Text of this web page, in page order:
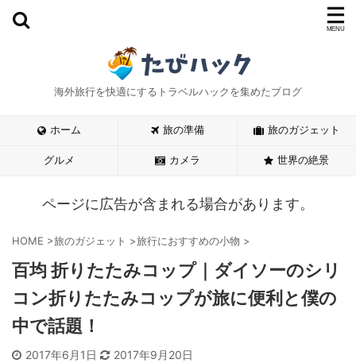
海外旅行を快適にするトラベルハックを集めたブログ
ホーム 旅の準備 旅のガジェット
グルメ カメラ 世界の絶景
ページに広告が含まれる場合があります。
HOME >旅のガジェット >旅行におすすめの小物 >
百均 折りたたみコップ｜ダイソーのシリ
コン折りたたみコップが旅に便利と僕の
中で話題！
2017年6月1日 2017年9月20日